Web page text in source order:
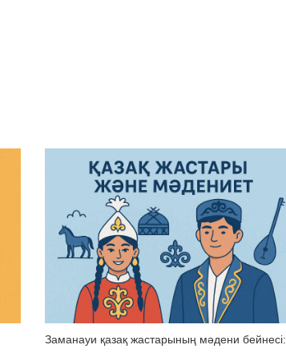
Заманауи қазақ жастарының мәдени бейнесі: